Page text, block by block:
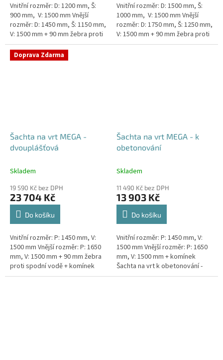
Vnitřní rozměr: D: 1200 mm, Š:
900 mm, V: 1500 mm Vnější
rozměr: D: 1450 mm, Š: 1150 mm,
V: 1500 mm + 90 mm žebra proti
spodní vodě + komínek
Dvouplášťová...
Vnitřní rozměr: D: 1500 mm, Š:
1000 mm, V: 1500 mm Vnější
rozměr: D: 1750 mm, Š: 1250 mm,
V: 1500 mm + 90 mm žebra proti
spodní vodě + komínek
Doprava Zdarma
Šachta na vrt MEGA -
dvouplášťová
Skladem
19 590 Kč bez DPH
23 704 Kč
Do košíku
Vnitřní rozměr: P: 1450 mm, V:
1500 mm Vnější rozměr: P: 1650
mm, V: 1500 mm + 90 mm žebra
proti spodní vodě + komínek
Dvouplášťová vodoměrná šachta
Šachta na vrt MEGA - k
obetonování
Skladem
11 490 Kč bez DPH
13 903 Kč
Do košíku
Vnitřní rozměr: P: 1450 mm, V:
1500 mm Vnější rozměr: P: 1650
mm, V: 1500 mm + komínek
Šachta na vrt k obetonování -
vhodná pod parkovací stání,